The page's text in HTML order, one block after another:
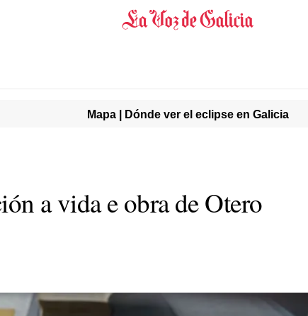
Mapa | Dónde ver el eclipse en Galicia
a vida e obra de Otero